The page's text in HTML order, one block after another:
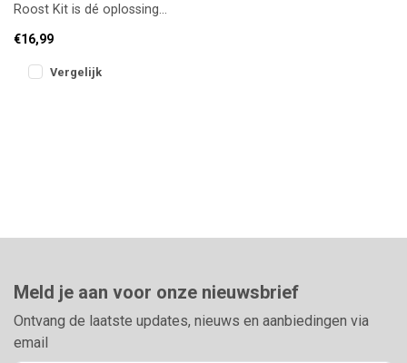
Roost Kit is dé oplossing
veilig afleggen van j
€16,99
Vergelijk
Meld je aan voor onze nieuwsbrief
Ontvang de laatste updates, nieuws en aanbiedingen via
email